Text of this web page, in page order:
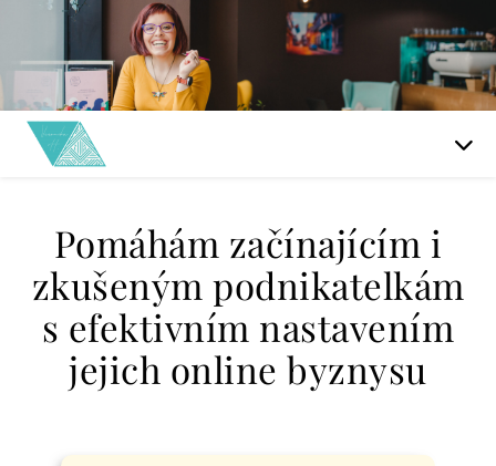
Pomáhám začínajícím i
zkušeným podnikatelkám
s efektivním nastavením
jejich online byznysu